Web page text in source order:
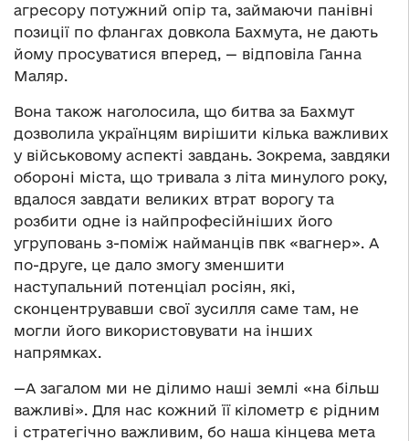
агресору потужний опір та, займаючи панівні
позиції по флангах довкола Бахмута, не дають
йому просуватися вперед, — відповіла Ганна
Маляр.
Вона також наголосила, що битва за Бахмут
дозволила українцям вирішити кілька важливих
у військовому аспекті завдань. Зокрема, завдяки
обороні міста, що тривала з літа минулого року,
вдалося завдати великих втрат ворогу та
розбити одне із найпрофесійніших його
угруповань з-поміж найманців пвк «вагнер». А
по-друге, це дало змогу зменшити
наступальний потенціал росіян, які,
сконцентрувавши свої зусилля саме там, не
могли його використовувати на інших
напрямках.
—А загалом ми не ділимо наші землі «на більш
важливі». Для нас кожний її кілометр є рідним
і стратегічно важливим, бо наша кінцева мета